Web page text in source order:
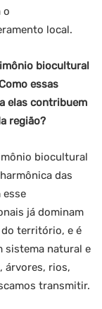
o
local.
biocultural
essas
elas contribuem
região?
biocultural
das
esse
já dominam
território, e é
sistema natural e
árvores, rios,
transmitir.